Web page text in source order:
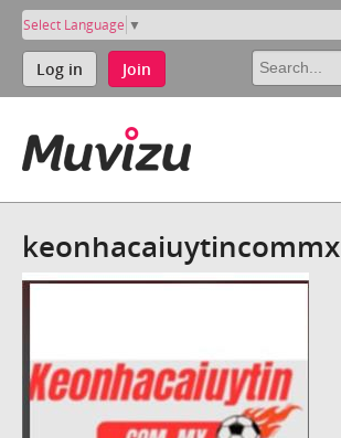
Select Language ▼
Log in Join
keonhacaiuytincommx